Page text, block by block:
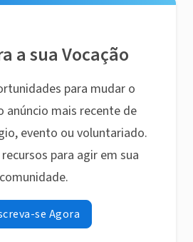
a sua Vocação
para mudar o
anúncio mais recente de
evento ou voluntariado.
para agir em sua
comunidade.
se Agora